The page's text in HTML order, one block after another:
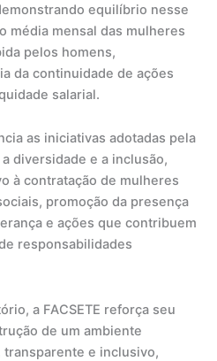
equilíbrio nesse
média mensal das mulheres
pelos homens,
da continuidade de ações
salarial.
as iniciativas adotadas pela
diversidade e a inclusão,
à contratação de mulheres
promoção da presença
e ações que contribuem
responsabilidades
a FACSETE reforça seu
de um ambiente
e inclusivo,